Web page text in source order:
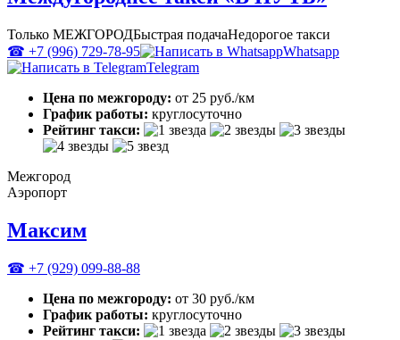
Только МЕЖГОРОДБыстрая подачаНедорогое такси
☎ +7 (996) 729-78-95
Whatsapp
Telegram
Цена по межгороду: от 25 руб./км
График работы: круглосуточно
Рейтинг такси:
Межгород
Аэропорт
Максим
☎ +7 (929) 099-88-88
Цена по межгороду: от 30 руб./км
График работы: круглосуточно
Рейтинг такси: